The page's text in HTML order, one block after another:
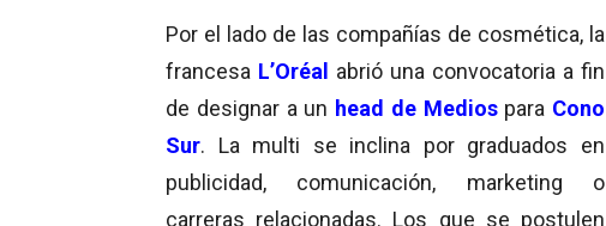
Por el lado de las compañías de cosmética, la
francesa L’Oréal abrió una convocatoria a fin
de designar a un head de Mediospara Cono
Sur. La multi se inclina por graduados en
publicidad, comunicación, marketing o
carreras relacionadas. Los que se postulen